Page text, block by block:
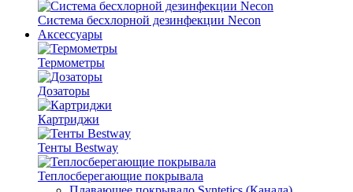
Система бесхлорной дезинфекции Necon
Аксессуары
Термометры
Дозаторы
Картриджи
Тенты Bestway
Теплосберегающие покрывала